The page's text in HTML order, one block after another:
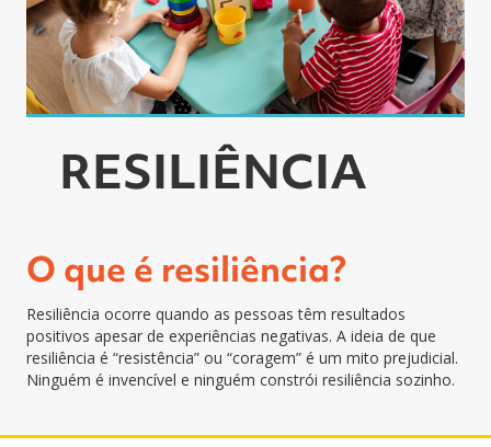
RESILIÊNCIA
O que é resiliência?
Resiliência ocorre quando as pessoas têm resultados
positivos apesar de experiências negativas. A ideia de que
resiliência é “resistência” ou “coragem” é um mito prejudicial.
Ninguém é invencível e ninguém constrói resiliência sozinho.